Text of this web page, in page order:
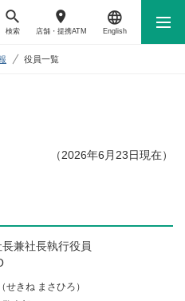
検索 店舗・ 提携ATM English
役員一覧
（2026年6月23日現在）
兼社長執行役員
せきね まさひろ）